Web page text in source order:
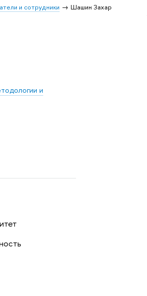
и сотрудники
Шашин Захар
и